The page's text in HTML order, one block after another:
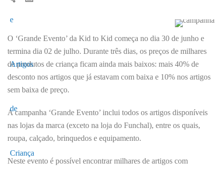
O ‘Grande Evento’ da Kid to Kid começa no dia 30 de junho e
termina dia 02 de julho. Durante três dias, os preços de milhares
de produtos de criança ficam ainda mais baixos: mais 40% de
desconto nos artigos que já estavam com baixa e 10% nos artigos
sem baixa de preço.
A campanha ‘Grande Evento’ inclui todos os artigos disponíveis
nas lojas da marca (exceto na loja do Funchal), entre os quais,
roupa, calçado, brinquedos e equipamento.
Neste evento é possível encontrar milhares de artigos com